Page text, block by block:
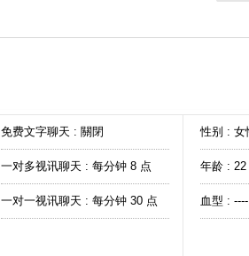
免费文字聊天 : 關閉
一对多视讯聊天 : 每分钟 8 点
一对一视讯聊天 : 每分钟 30 点
性别 : 女
年龄 : 22
血型 : ----